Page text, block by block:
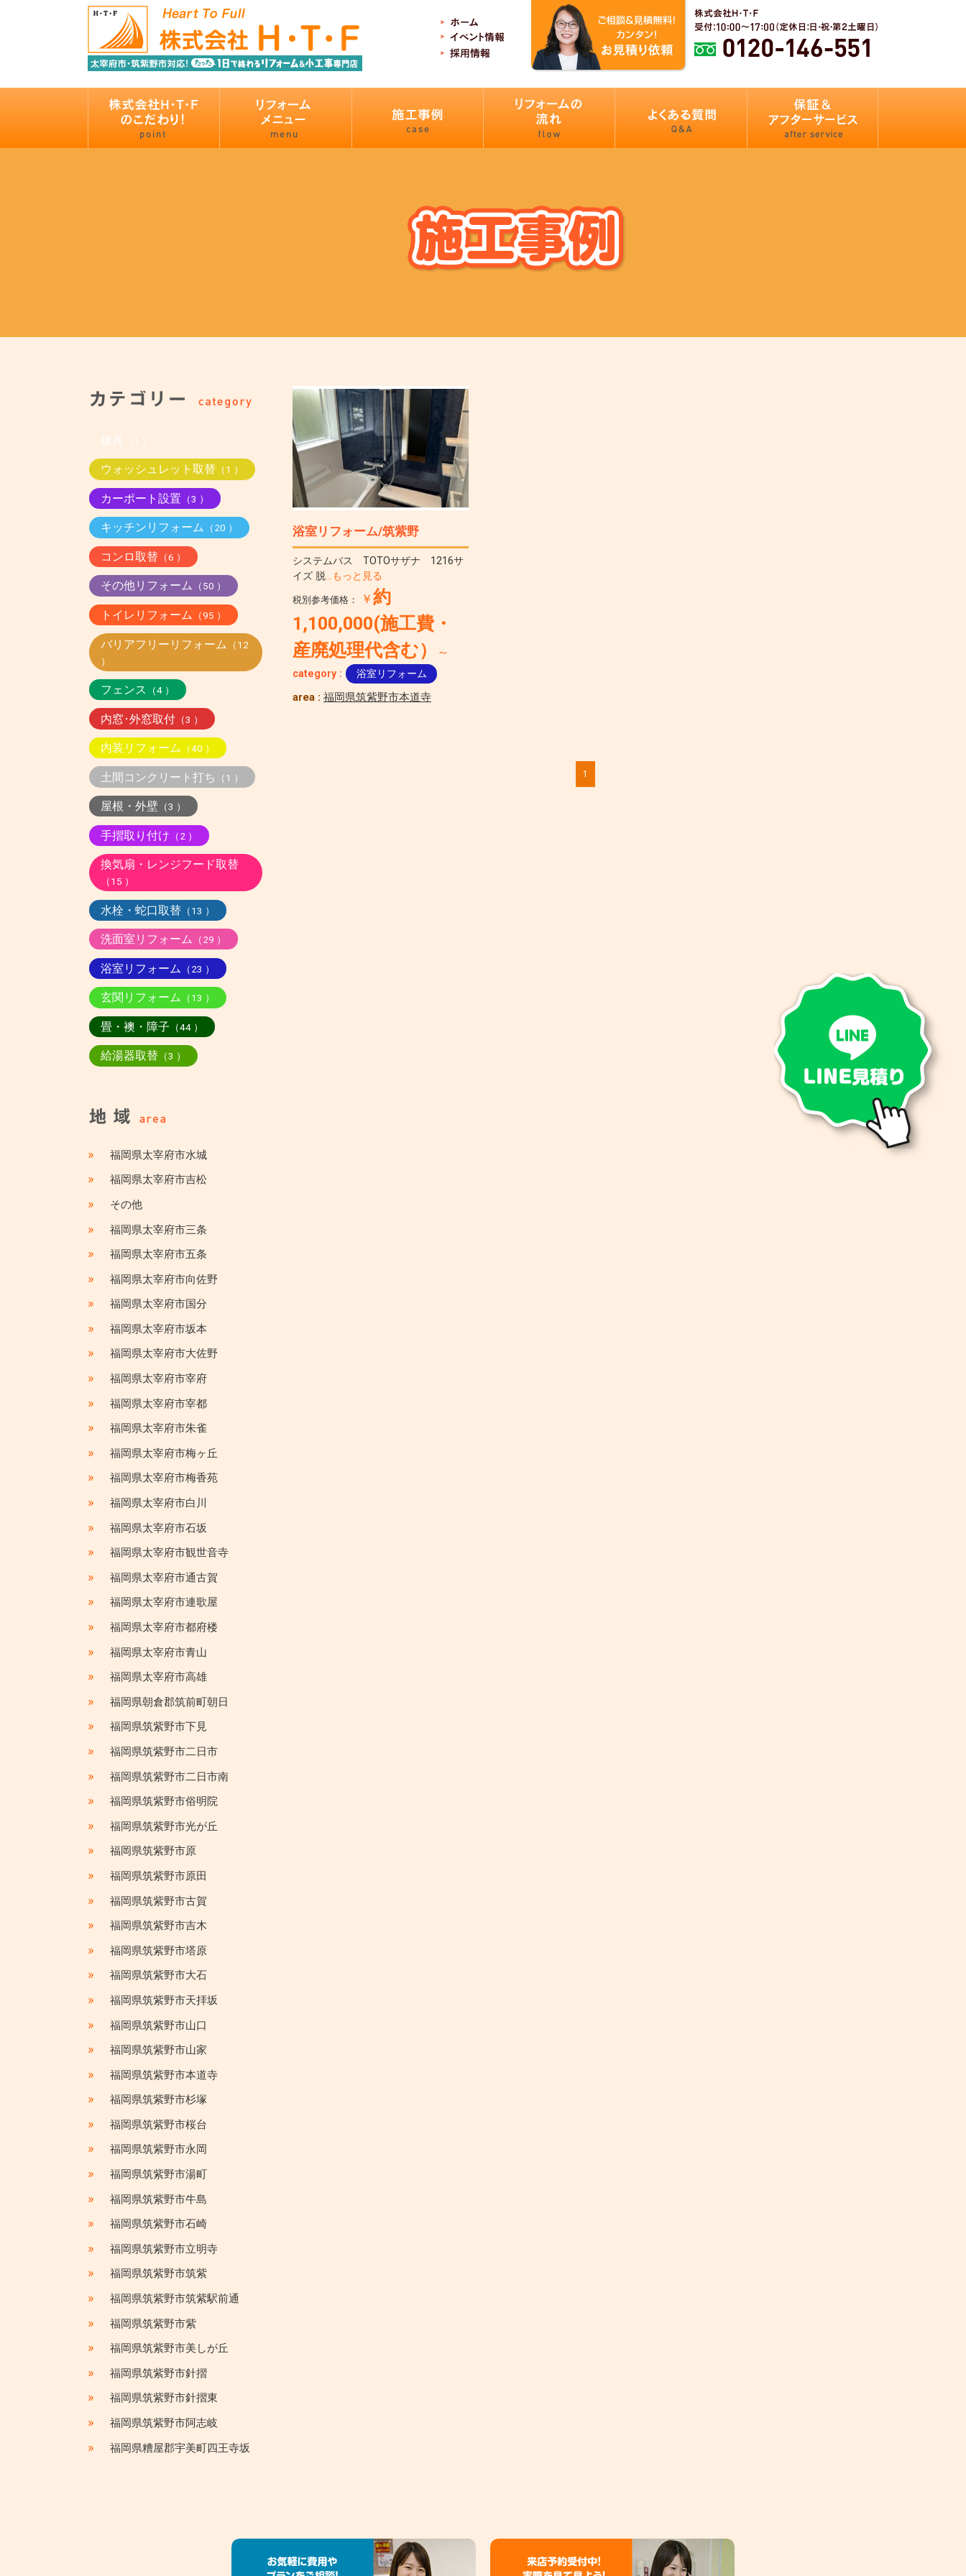
浴室リフォーム/筑紫野
システムバス TOTOサザナ 1216サ
イズ 脱 …もっと見る
税別参考価格： ￥ 約
1,100,000(施工費・
産廃処理代含む）
～
category : 浴室リフォーム
area : 福岡県筑紫野市本道寺
1
建具 （1 ）
ウォッシュレット取替（1 ）
カーポート設置 （3 ）
キッチンリフォーム （20 ）
コンロ取替（6 ）
その他リフォーム （50 ）
トイレリフォーム （95 ）
バリアフリーリフォーム （12
）
フェンス （4 ）
内窓･外窓取付（3 ）
内装リフォーム （40 ）
土間コンクリート打ち （1 ）
屋根・外壁（3 ）
手摺取り付け （2 ）
換気扇・レンジフード取替
（15 ）
水栓・蛇口取替（13 ）
洗面室リフォーム （29 ）
浴室リフォーム （23 ）
玄関リフォーム （13 ）
畳・襖・障子 （44 ）
給湯器取替（3 ）
» 福岡県太宰府市水城
» 福岡県太宰府市吉松
» その他
» 福岡県太宰府市三条
» 福岡県太宰府市五条
» 福岡県太宰府市向佐野
» 福岡県太宰府市国分
» 福岡県太宰府市坂本
» 福岡県太宰府市大佐野
» 福岡県太宰府市宰府
» 福岡県太宰府市宰都
» 福岡県太宰府市朱雀
» 福岡県太宰府市梅ヶ丘
» 福岡県太宰府市梅香苑
» 福岡県太宰府市白川
» 福岡県太宰府市石坂
» 福岡県太宰府市観世音寺
» 福岡県太宰府市通古賀
» 福岡県太宰府市連歌屋
» 福岡県太宰府市都府楼
» 福岡県太宰府市青山
» 福岡県太宰府市高雄
» 福岡県朝倉郡筑前町朝日
» 福岡県筑紫野市下見
» 福岡県筑紫野市二日市
» 福岡県筑紫野市二日市南
» 福岡県筑紫野市俗明院
» 福岡県筑紫野市光が丘
» 福岡県筑紫野市原
» 福岡県筑紫野市原田
» 福岡県筑紫野市古賀
» 福岡県筑紫野市吉木
» 福岡県筑紫野市塔原
» 福岡県筑紫野市大石
» 福岡県筑紫野市天拝坂
» 福岡県筑紫野市山口
» 福岡県筑紫野市山家
» 福岡県筑紫野市本道寺
» 福岡県筑紫野市杉塚
» 福岡県筑紫野市桜台
» 福岡県筑紫野市永岡
» 福岡県筑紫野市湯町
» 福岡県筑紫野市牛島
» 福岡県筑紫野市石崎
» 福岡県筑紫野市立明寺
» 福岡県筑紫野市筑紫
» 福岡県筑紫野市筑紫駅前通
» 福岡県筑紫野市紫
» 福岡県筑紫野市美しが丘
» 福岡県筑紫野市針摺
» 福岡県筑紫野市針摺東
» 福岡県筑紫野市阿志岐
» 福岡県糟屋郡宇美町四王寺坂